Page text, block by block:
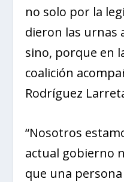
no solo por la
dieron las urnas
sino, porque en
coalición
Rodríguez
“Nosotros
actual gobierno
que una